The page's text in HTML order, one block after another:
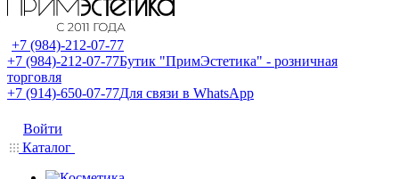
+7 (984)-212-07-77
+7 (984)-212-07-77Бутик "ПримЭстетика" - розничная
торговля
+7 (914)-650-07-77Для связи в WhatsApp
Войти
Каталог